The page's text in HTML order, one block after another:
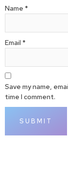
Name *
Email *
Save my name,
time I comment.